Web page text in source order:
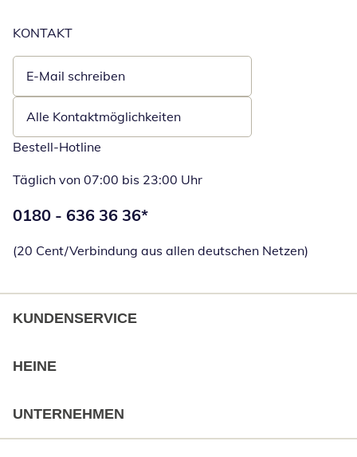
KONTAKT
E-Mail schreiben
Öffnet E-Mail-Client
Alle Kontaktmöglichkeiten
Bestell-Hotline
Täglich von 07:00 bis 23:00 Uhr
Telefonnummer:
0180 - 636 36 36*
(20 Cent/Verbindung aus allen deutschen Netzen)
KUNDENSERVICE
HEINE
UNTERNEHMEN